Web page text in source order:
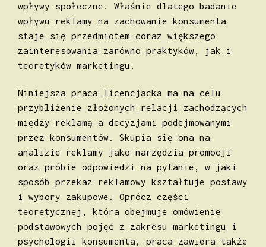
wpływy społeczne. Właśnie dlatego badanie
wpływu reklamy na zachowanie konsumenta
staje się przedmiotem coraz większego
zainteresowania zarówno praktyków, jak i
teoretyków marketingu.
Niniejsza praca licencjacka ma na celu
przybliżenie złożonych relacji zachodzących
między reklamą a decyzjami podejmowanymi
przez konsumentów. Skupia się ona na
analizie reklamy jako narzędzia promocji
oraz próbie odpowiedzi na pytanie, w jaki
sposób przekaz reklamowy kształtuje postawy
i wybory zakupowe. Oprócz części
teoretycznej, która obejmuje omówienie
podstawowych pojęć z zakresu marketingu i
psychologii konsumenta, praca zawiera także